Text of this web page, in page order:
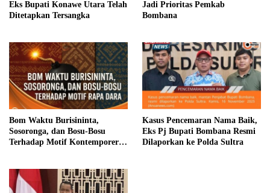
Eks Bupati Konawe Utara Telah
Ditetapkan Tersangka
Jadi Prioritas Pemkab
Bombana
Bom Waktu Burisininta,
Sosoronga, dan Bosu-Bosu
Terhadap Motif Kontemporer
Kasus Pencemaran Nama Baik,
Eks Pj Bupati Bombana Resmi
Dilaporkan ke Polda Sultra